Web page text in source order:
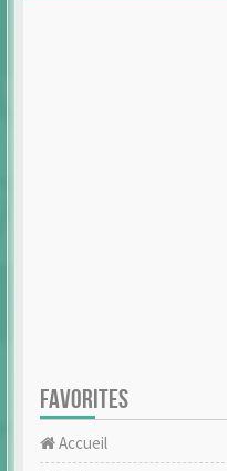
FAVORITES
Accueil